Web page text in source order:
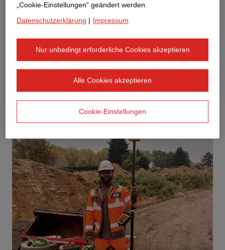
„Cookie-Einstellungen“ geändert werden.
Datenschutzerklärung | Impressum
Nur unbedingt erforderliche Cookies akzeptieren
Alle Cookies akzeptieren
Cookie-Einstellungen